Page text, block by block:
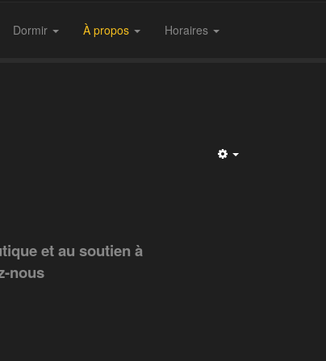
Dormir À propos Horaires
et au soutien à
nous